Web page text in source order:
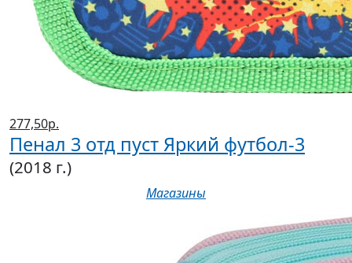
277,50р.
Пенал 3 отд пуст Яркий футбол-3
(2018 г.)
Магазины